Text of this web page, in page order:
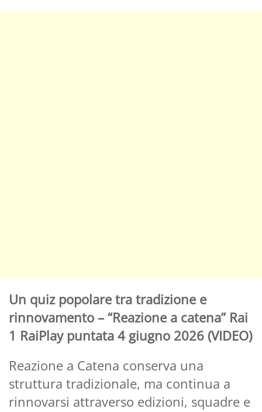
Un quiz popolare tra tradizione e
rinnovamento – “Reazione a catena” Rai
1 RaiPlay puntata 4 giugno 2026 (VIDEO)
Reazione a Catena conserva una
struttura tradizionale, ma continua a
rinnovarsi attraverso edizioni, squadre e